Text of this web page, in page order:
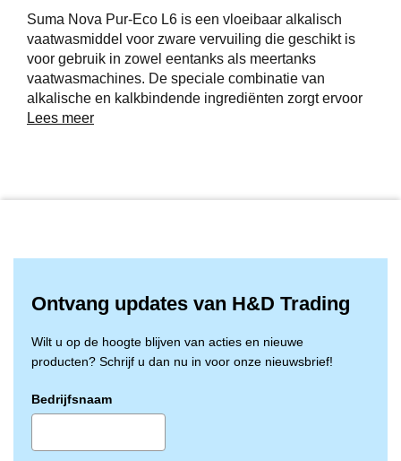
Suma Nova Pur-Eco L6 is een vloeibaar alkalisch
vaatwasmiddel voor zware vervuiling die geschikt is
voor gebruik in zowel eentanks als meertanks
vaatwasmachines. De speciale combinatie van
alkalische en kalkbindende ingrediënten zorgt ervoor
dat vuil op een effectieve wijze verwijderd wordt zelfs
Lees meer
Ontvang updates van H&D Trading
Wilt u op de hoogte blijven van acties en nieuwe
producten? Schrijf u dan nu in voor onze nieuwsbrief!
Bedrijfsnaam